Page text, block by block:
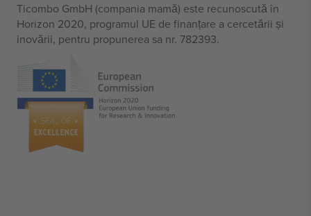
Ticombo GmbH (compania mamă) este recunoscută în
Horizon 2020, programul UE de finanțare a cercetării și
inovării, pentru propunerea sa nr. 782393.